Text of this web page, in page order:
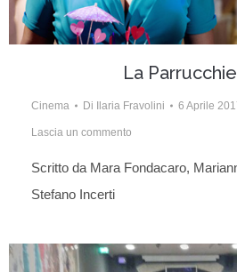
La
Cinema Di Ilaria Fravolini 6 Aprile
Lascia un commento
Scritto da Mara Fondacaro,
Stefano Incerti